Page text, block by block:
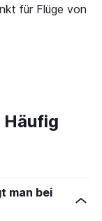
für Flüge von
Häufig
man bei